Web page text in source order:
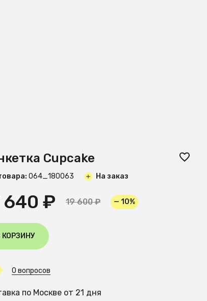
Cupcake
O64_180063 На заказ
640 ₽ 19 600 ₽ — 10%
КОРЗИНУ
0 вопросов
по Москве от 21 дня